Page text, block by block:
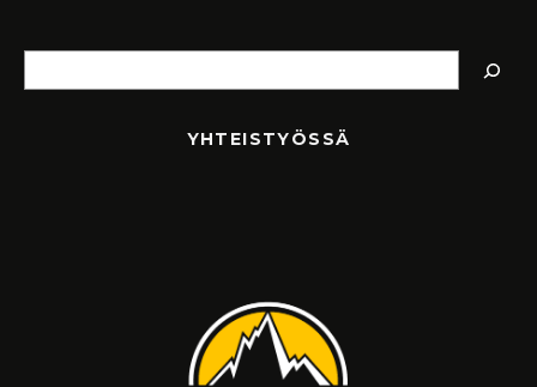
YHTEISTYÖSSÄ